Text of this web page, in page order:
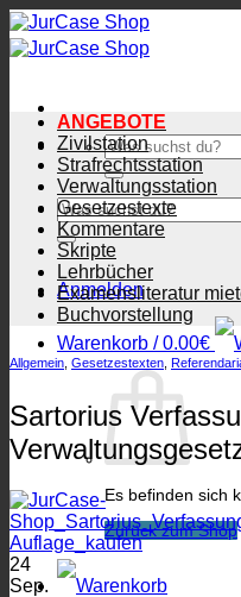
Zum
Inhalt
springen
Suchen
nach:
Suchen
nach:
Anmelden
Warenkorb /0.00€
Es befinden sich
Zurück zum Shop
ANGEBOTE
Zivilstation
Strafrechtsstation
Verwaltungsstation
Gesetzestexte
Kommentare
Skripte
Lehrbücher
Examensliteratur
Buchvorstellung
Allgemein Gesetzestexten
Sartorius
24
Sep.